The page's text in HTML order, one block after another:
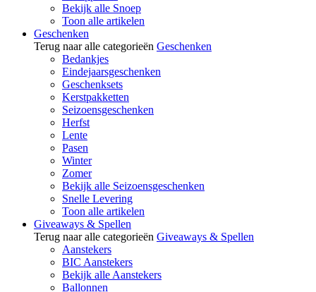
Bekijk alle Snoep
Toon alle artikelen
Geschenken
Terug naar alle categorieën Geschenken
Bedankjes
Eindejaarsgeschenken
Geschenksets
Kerstpakketten
Seizoensgeschenken
Herfst
Lente
Pasen
Winter
Zomer
Bekijk alle Seizoensgeschenken
Snelle Levering
Toon alle artikelen
Giveaways & Spellen
Terug naar alle categorieën Giveaways & Spellen
Aanstekers
BIC Aanstekers
Bekijk alle Aanstekers
Ballonnen